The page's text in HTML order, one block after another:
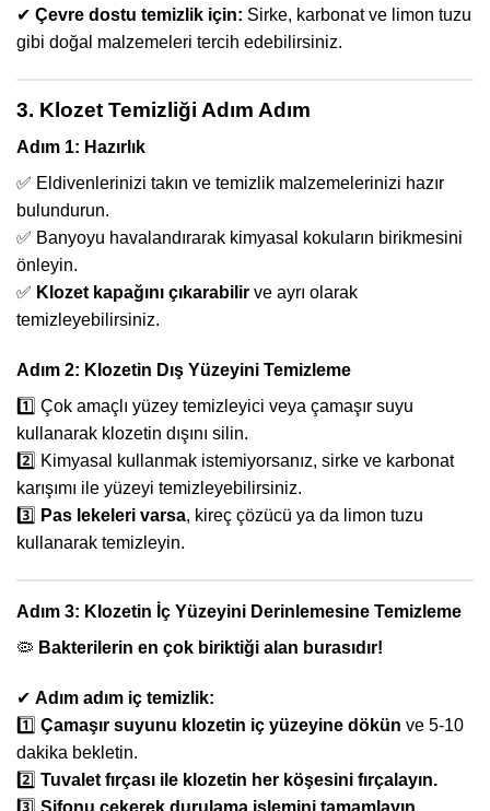
✔ Çevre dostu temizlik için: Sirke, karbonat ve limon tuzu
gibi doğal malzemeleri tercih edebilirsiniz.
3. Klozet Temizliği Adım Adım
Adım 1: Hazırlık
✅ Eldivenlerinizi takın ve temizlik malzemelerinizi hazır
bulundurun.
✅ Banyoyu havalandırarak kimyasal kokuların birikmesini
önleyin.
✅ Klozet kapağını çıkarabilir ve ayrı olarak
temizleyebilirsiniz.
Adım 2: Klozetin Dış Yüzeyini Temizleme
1️⃣ Çok amaçlı yüzey temizleyici veya çamaşır suyu
kullanarak klozetin dışını silin.
2️⃣ Kimyasal kullanmak istemiyorsanız, sirke ve karbonat
karışımı ile yüzeyi temizleyebilirsiniz.
3️⃣ Pas lekeleri varsa, kireç çözücü ya da limon tuzu
kullanarak temizleyin.
Adım 3: Klozetin İç Yüzeyini Derinlemesine Temizleme
🦠 Bakterilerin en çok biriktiği alan burasıdır!
✔ Adım adım iç temizlik:
1️⃣ Çamaşır suyunu klozetin iç yüzeyine dökün ve 5-10
dakika bekletin.
2️⃣ Tuvalet fırçası ile klozetin her köşesini fırçalayın.
3️⃣ Sifonu çekerek durulama işlemini tamamlayın.